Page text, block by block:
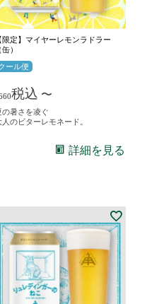
限定】マイヤーレモンラドラー
缶）
ール便
税込 〜
の暑さを凌ぐ
人のビターレモネード。
詳細を見る